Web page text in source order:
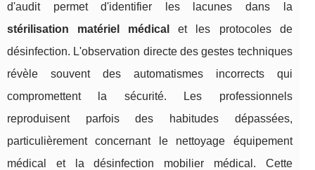
d'audit permet d'identifier les lacunes dans la
stérilisation matériel médical
et les protocoles de
désinfection. L'observation directe des gestes techniques
révèle souvent des automatismes incorrects qui
compromettent la sécurité. Les professionnels
reproduisent parfois des habitudes dépassées,
particulièrement concernant le nettoyage équipement
médical et la désinfection mobilier médical. Cette